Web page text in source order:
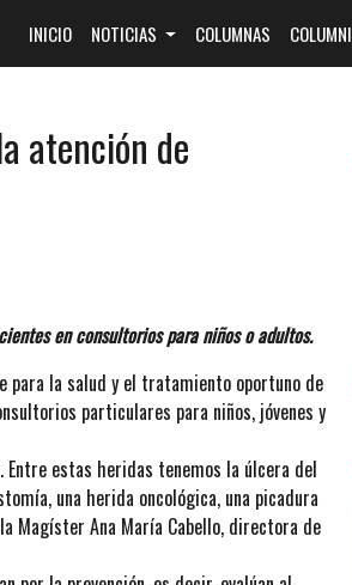
INICIO(CURRENT)
NOTICIAS COLUMNAS
atención de
en consultorios para niños o adultos.
para la salud y el tratamiento oportuno de
particulares para niños, jóvenes y
estas heridas tenemos la úlcera del
una herida oncológica, una picadura
Magíster Ana María Cabello, directora de